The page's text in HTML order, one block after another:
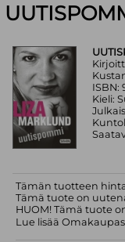
ISBN:
Kieli:
Tämän tuotteen
Tämä tuote on
HUOM! Tämä tuote
Lue lisää